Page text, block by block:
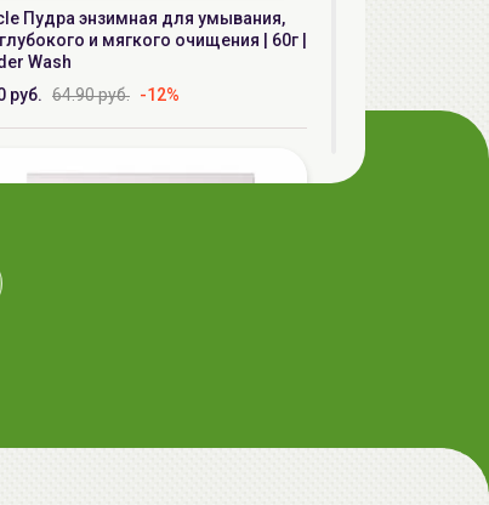
Пудра энзимная для умывания,
и мягкого очищения | 60г |
Wash
руб. 64.90 руб. -12%